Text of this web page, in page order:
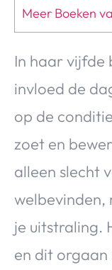
Meer Boeken
In haar vijfde
invloed de
op de
zoet en
alleen slecht
welbevinden,
je uitstraling.
en dit